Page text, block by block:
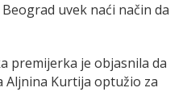
uvek naći način da
premijerka je objasnila da
Aljnina Kurtija optužio za